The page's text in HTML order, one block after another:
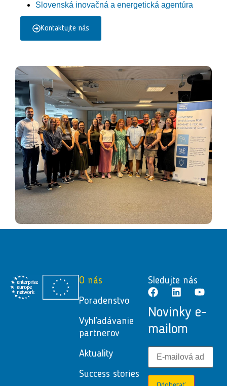
Slovenská inovačná a energetická agentúra
Kontaktujte nás
O nás
Poradenstvo
Vyhľadávanie
partnerov
Aktuality
Success stories
Sledujte nás
Novinky e-
mailom